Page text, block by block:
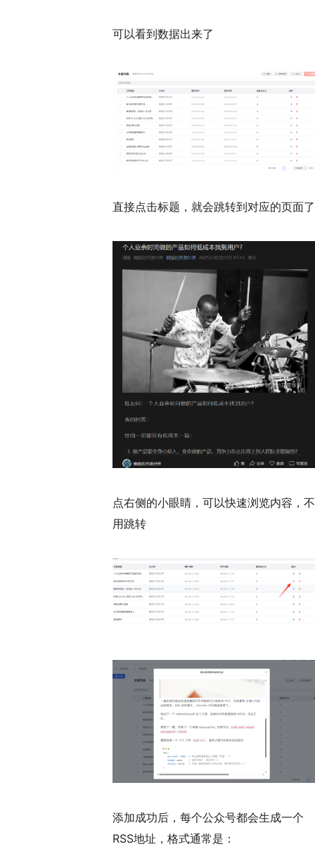
可以看到数据出来了
直接点击标题，就会跳转到对应的页面了
点右侧的小眼睛，可以快速浏览内容，不
用跳转
添加成功后，每个公众号都会生成一个
RSS地址，格式通常是：